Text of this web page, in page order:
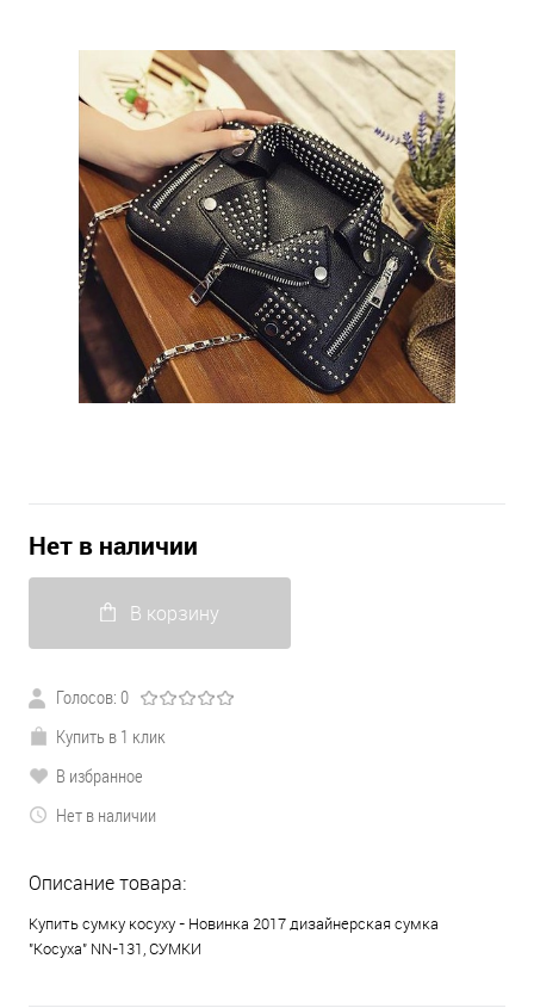
Нет в наличии
В корзину
Голосов: 0
Купить в 1 клик
В избранное
Нет в наличии
Описание товара:
Купить сумку косуху - Новинка 2017 дизайнерская сумка
"Косуха" NN-131, СУМКИ